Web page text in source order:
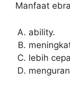
Manfaat
ability.
lebih